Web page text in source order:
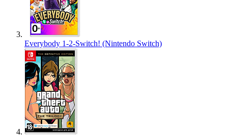
Everybody 1-2-Switch! (Nintendo Switch)